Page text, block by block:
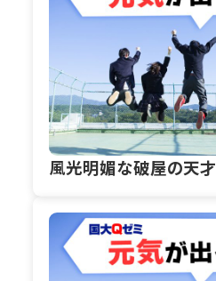
風光明媚な破屋の天才